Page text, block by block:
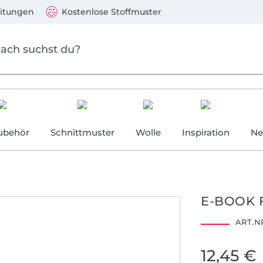
Kostenlose Stoffmuster
Schnittmuster Wolle Inspiration
E-BOOK
12,45 €
Mastercard, PayPal, Giropay, Kauf auf Rechnung,